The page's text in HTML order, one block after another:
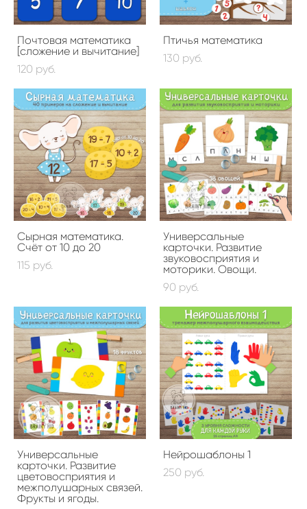
Почтовая математика
[сложение и вычитание]
120 pуб.
Птичья математика
130 pуб.
Сырная математика.
Счёт от 10 до 20
115 pуб.
Универсальные
карточки. Развитие
звуковосприятия и
моторики. Овощи.
90 pуб.
Универсальные
карточки. Развитие
цветовосприятия и
межполушарных связей.
Фрукты и ягоды.
Нейрошаблоны 1
250 pуб.